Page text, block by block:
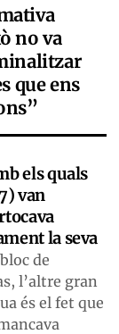
no va
que ens
els quals
van
la seva
de
l’altre gran
és el fet que